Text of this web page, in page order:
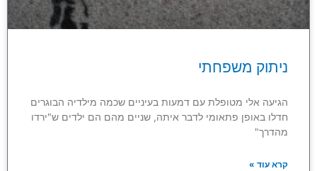
ניתוק משפחתי
הגיעה אלי מטופלת עם דמעות בעיניים שכמה מילדיה הבוגרים
חדלו באופן פתאומי לדבר איתה, שניים מהם הם ילדים ש"ירדו
מהדרך"
קרא עוד »